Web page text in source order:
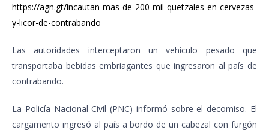
https://agn.gt/incautan-mas-de-200-mil-quetzales-en-cervezas-
y-licor-de-contrabando
Las autoridades interceptaron un vehículo pesado que
transportaba bebidas embriagantes que ingresaron al país de
contrabando.
La Policía Nacional Civil (PNC) informó sobre el decomiso. El
cargamento ingresó al país a bordo de un cabezal con furgón